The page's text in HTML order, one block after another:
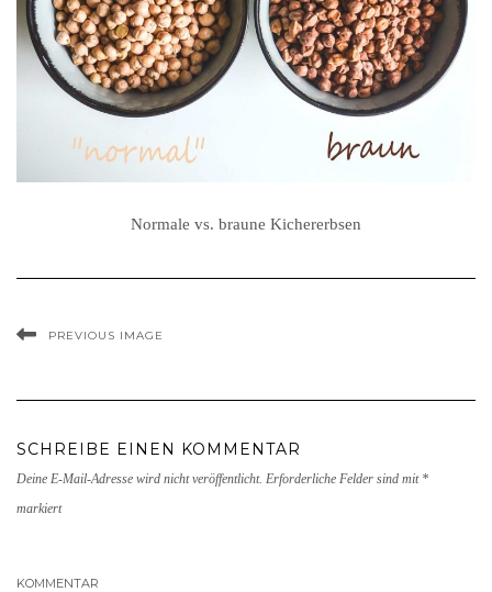
Normale vs. braune Kichererbsen
PREVIOUS IMAGE
SCHREIBE EINEN KOMMENTAR
Deine E-Mail-Adresse wird nicht veröffentlicht. Erforderliche Felder sind mit *
markiert
KOMMENTAR